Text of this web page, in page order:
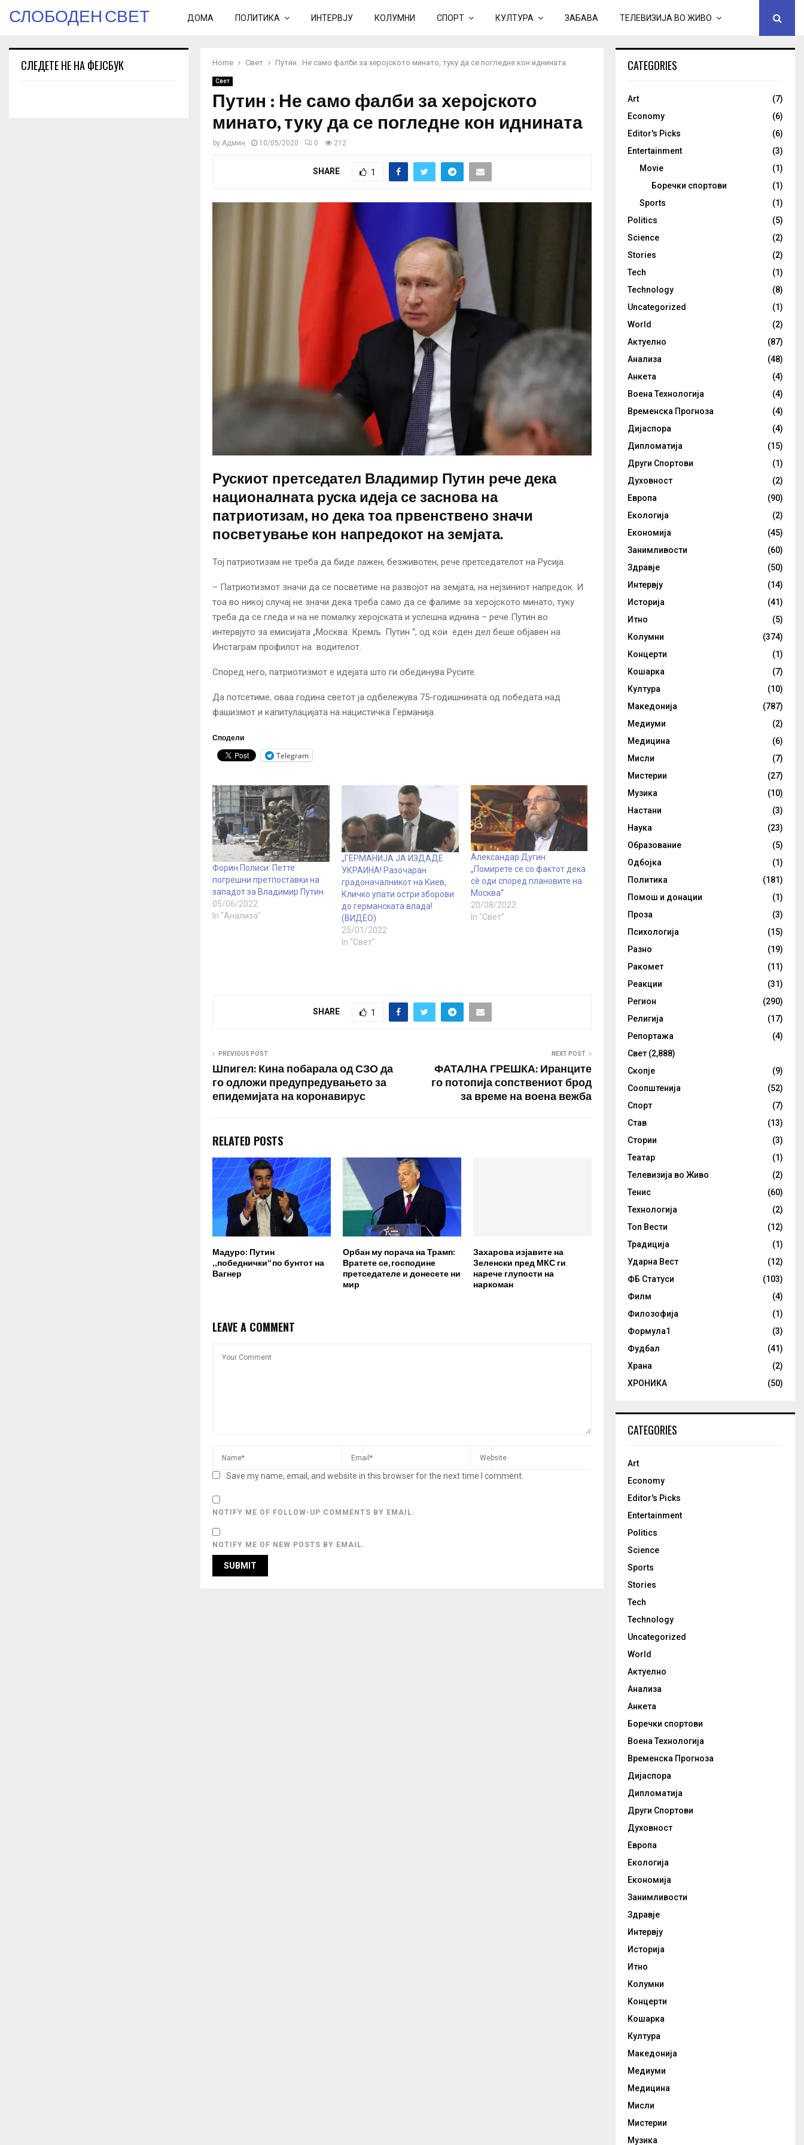
СЛОБОДЕН СВЕТ ДОМА ПОЛИТИКА ИНТЕРВЈУ КОЛУМНИ СПОРТ КУЛТУРА ЗАБАВА ТЕЛЕВИЗИЈА ВО ЖИВО
Home Свет Путин : Не само фалби за херојското минато, туку да се погледне кон иднината
Свет
Путин : Не само фалби за херојското
минато, туку да се погледне кон иднината
by Админ 10/05/2020 0 212
SHARE 1
Рускиот претседател Владимир Путин рече дека
националната руска идеја се заснова на
патриотизам, но дека тоа првенствено значи
посветување кон напредокот на земјата.
Тој патриотизам не треба да биде лажен, безживотен, рече претседателот на Русија.
– Патриотизмот значи да се посветиме на развојот на земјата, на нејзиниот напредок. И
тоа во никој случај не значи дека треба само да се фалиме за херојското минато, туку
треба да се гледа и на не помалку херојската и успешна иднина – рече Путин во
интервјуто за емисијата „Москва. Кремљ. Путин “, од кои еден дел беше објавен на
Инстаграм профилот на водителот.
Според него, патриотизмот е идејата што ги обединува Русите.
Да потсетиме, оваа година светот ја одбележува 75-годишнината од победата над
фашизмот и капитулацијата на нацистичка Германија.
Сподели
Telegram
Форин Полиси: Петте
погрешни претпоставки на
западот за Владимир Путин
05/06/2022
In "Анализа"
„ГЕРМАНИЈА ЈА ИЗДАДЕ
УКРАИНА! Разочаран
градоначалникот на Киев,
Кличко упати остри зборови
до германската влада!
(ВИДЕО)
25/01/2022
In "Свет"
Александар Дугин:
„Помирете се со фактот дека
сè оди според плановите на
Москва“
20/08/2022
In "Свет"
SHARE 1
PREVIOUS POST
Шпигел: Кина побарала од СЗО да
го одложи предупредувањето за
епидемијата на коронавирус
NEXT POST
ФАТАЛНА ГРЕШКА: Иранците
го потопија сопствениот брод
за време на воена вежба
RELATED POSTS
Мадуро: Путин
„победнички“ по бунтот на
Вагнер
Орбан му порача на Трамп:
Вратете се, господине
претседателе и донесете ни
мир
Захарова изјавите на
Зеленски пред МКС ги
нарече глупости на
наркоман
LEAVE A COMMENT
Save my name, email, and website in this browser for the next time I comment.
NOTIFY ME OF FOLLOW-UP COMMENTS BY EMAIL.
NOTIFY ME OF NEW POSTS BY EMAIL.
СЛЕДЕТЕ НЕ НА ФЕЈСБУК CATEGORIES
Art
(7)
Economy
(6)
Editor's Picks
(6)
Entertainment
(3)
Movie
(1)
Боречки спортови
(1)
Sports
(1)
Politics
(5)
Science
(2)
Stories
(2)
Tech
(1)
Technology
(8)
Uncategorized
(1)
World
(2)
Актуелно
(87)
Анализа
(48)
Анкета
(4)
Воена Технологија
(4)
Временска Прогноза
(4)
Дијаспора
(4)
Дипломатија
(15)
Други Спортови
(1)
Духовност
(2)
Европа
(90)
Екологија
(2)
Економија
(45)
Занимливости
(60)
Здравје
(50)
Интервју
(14)
Историја
(41)
Итно
(5)
Колумни
(374)
Концерти
(1)
Кошарка
(7)
Култура
(10)
Македонија
(787)
Медиуми
(2)
Медицина
(6)
Мисли
(7)
Мистерии
(27)
Музика
(10)
Настани
(3)
Наука
(23)
Образование
(5)
Одбојка
(1)
Политика
(181)
Помош и донации
(1)
Проза
(3)
Психологија
(15)
Разно
(19)
Ракомет
(11)
Реакции
(31)
Регион
(290)
Религија
(17)
Репортажа
(4)
Свет (2,888)
Скопје
(9)
Соопштенија
(52)
Спорт
(7)
Став
(13)
Стории
(3)
Театар
(1)
Телевизија во Живо
(2)
Тенис
(60)
Технологија
(2)
Топ Вести
(12)
Традиција
(1)
Ударна Вест
(12)
ФБ Статуси
(103)
Филм
(4)
Филозофија
(1)
Формула1
(3)
Фудбал
(41)
Храна
(2)
ХРОНИКА
(50)
CATEGORIES
Art
Economy
Editor's Picks
Entertainment
Politics
Science
Sports
Stories
Tech
Technology
Uncategorized
World
Актуелно
Анализа
Анкета
Боречки спортови
Воена Технологија
Временска Прогноза
Дијаспора
Дипломатија
Други Спортови
Духовност
Европа
Екологија
Економија
Занимливости
Здравје
Интервју
Историја
Итно
Колумни
Концерти
Кошарка
Култура
Македонија
Медиуми
Медицина
Мисли
Мистерии
Музика